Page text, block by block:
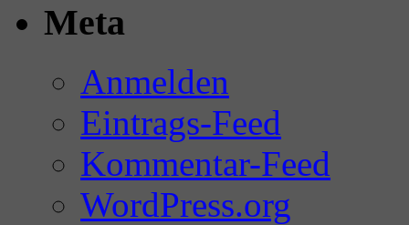
Meta
Anmelden
Eintrags-Feed
Kommentar-Feed
WordPress.org